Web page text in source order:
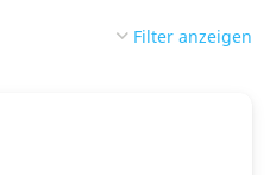
Filter anzeigen